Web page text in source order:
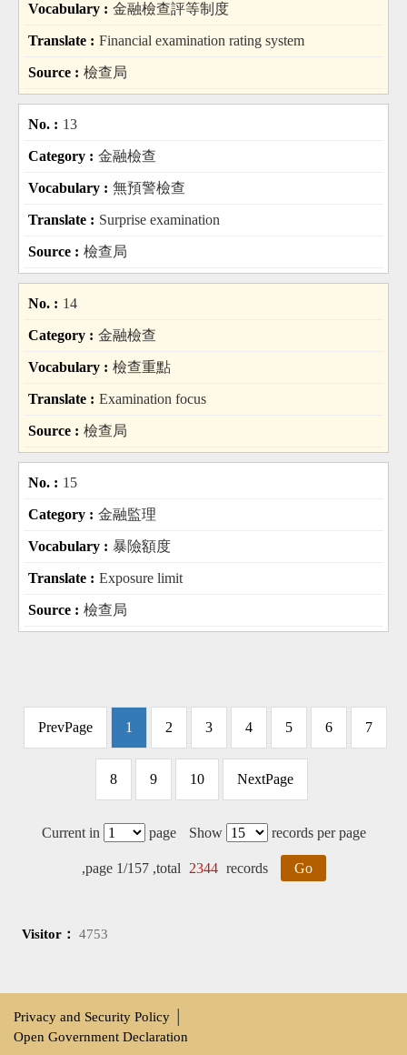
金融檢查評等制度
Financial examination rating system
檢查局
13
金融檢查
無預警檢查
Surprise examination
檢查局
14
金融檢查
檢查重點
Examination focus
檢查局
15
金融監理
暴險額度
Exposure limit
檢查局
PrevPage 1 2 3 4 5 6 7
8 9 10 NextPage
Current in page Show records per page
,page 1/157 ,total 2344 records Go
Visitor： 4753
Privacy and Security Policy
Open Government Declaration